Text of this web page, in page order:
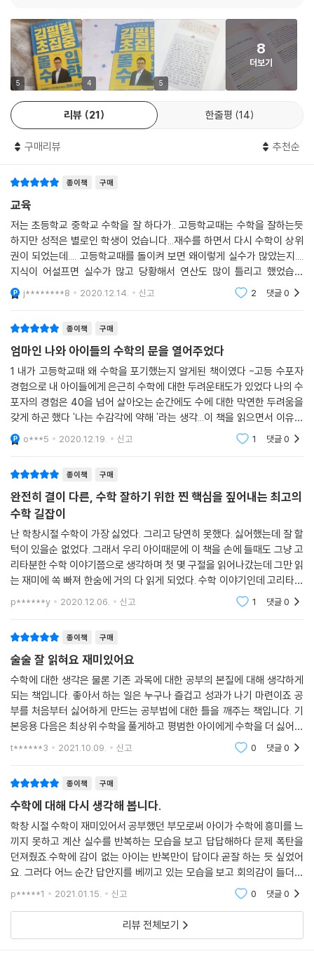
우리나라 학생 가운데 70~80퍼센트가 수학 포기자라고 한다. 자신감이
있으면 포기하지 않는다. 자신감이 있는데 왜 포기를 하겠는가? 그러니 수
학 공부를 하기 전에 꼭 마음에 새겨야 한다. 자신감이 먼저고, 자신감이 생
기면 스스로 연습하게 되며, 연습할수록 실력이 늘고, 실력이 늘면 당연히
점수가 높아진다!
--- p.97
선행의 최종 목적과 가장 큰 효능은 ‘문제풀이 최적화’이다. 제대로 된 선행
초등 5학년 때 시작하든 6학년 때 시작하든 중학교 3학년 때 시작하든, 그
어가지 못했다고 기죽을 필요도 없고, 초등학교 4학년 때 정석을 시작했다
고 으쓱할 필요도 없다는 뜻이다. 선행을 망설이는 학부모에게 나는 이렇
게 묻는다. ‘아는 것이 힘’인 아이로 키울 것인가, ‘모르는 것이 약’인 아이로
키울 것인가?
--- p.108
민하는 것이 아니라 ‘어떤 방법으로’ 풀 것인지를 고민하는 문제풀이 접근
법을 말한다. 비유하자면, 산의 정상을 올라가는데 A 코스로 갈 것인지 B
코스로 갈 것인지 아니면 케이블카를 타고 오를 것인지 등 정상을 공략하
는 가장 효율적이고 쉬운 방법을 찾아내는 것이다.
--- p.167
아이의 수학적 자신감이 퐁퐁 솟아난다. 중학교 문제집을 던져줘도 할 수
있을 것 같은 생각이 샘솟는다. 수학은 이렇게 공부해야 한다. 초등학교 때
는 태도가 하늘과 땅 차이다. 수학에 대한 자신감이 하늘을 찌른다. 초등수
학에서는 정사각형의 넓이를 구하는 문제에서 보통 4나 9, 16, 25만 나온
다. 이런 문제에서 10을 던져줘보자. 아이들의 지적 호기심이 폭발하고, 이
때 형성된 뉴런과 시냅스는 응용 사고와 창의력에 엄청난 능력을 발휘하게
된다. 교과수학이 사고력수학, 창의력수학으로 바뀌는 순간이다.
--- p.232
그래서 인수분해 공식은 문자의 구구단이라는 것이다. 인수분해를 못하면
부분의 단원에서 발목이 잡힌다. 마치 초등수학에서 구구단을 못하면 아무
것도 할 수 없는 것과 같은 이치다. 인수분해 단원을 공부할 때는 무조건 공
식부터 외우게 하는 게 아니라 먼저 이런 개념을 넣어주어야 한다. 이게 마
중물이다. 인수분해 공식은 중학교 때 6, 7개에서 고등학교 때 10개가 넘
어가고, 변형까지 합치면 2, 30개에 달한다. 이유도 목적도 모르는 채 이
많은 공식을 무조건 외워야 한다면 얼마나 고통스럽겠는가!
완벽한 예습이고, 공부에 엄청난 도움이 됩니다. 단, 엉터리 선행은 안 하느
니만 못합니다.”
그리고 ‘제대로 된 선행’이 무엇인지, 어떻게 해야 하는지에 대해 명쾌하게
설명한다.
초집중몰입학습으로 단기간에 개념 이해,
단원을 넘나드는 융복합 문제풀이로
시가 돋보이는 『김필립 초집중몰입수학』에 대한 기대 반응도 뜨겁다. 이미
수학 교육 관련 스타 유튜버인 김필립 원장의 유튜브 채널 ‘김필립수학T
V’에서는 ‘원장님의 책을 손꼽아 기다리고 있다’는 학생과 학부모들의 댓
글이 속속 올라오고 있는 상태다.
김필립 원장의 수학 공부법은 두 가지로 요약된다. 바로 최단기간에 초집
중몰입학습으로 개념을 이해하고, 뒤이어 각 단원별이 아니라 단원을 넘나
드는 융복합 문제풀이로 망각의 사이클을 극복하는 것이다. 여기에 ‘먼저
수학을 좋아해야 한다’는 기본 베이스가 전제된다. 좋아하지 않고 잘할 수
는 없다는 김필립 원장의 가장 큰 신념 때문이다. 그가 ‘마중물’ 수업을 강
조하고, 그의 첫 학원 이름이 ‘수호자(數好者)’였던 이유다. 그러면 ‘단기
간에 완벽하게’ 개념을 이해할 수 있고, 이 몰입과 집중은 기적을 끌어내는
원동력이 되며, 단원을 넘나드는 융복합 문제풀이로 배운 것을 ‘장기기
억’으로 전환시킬 뿐만 아니라 내신과 수능을 완벽하게 대비할 수 있다는
공식이다.
집중과 몰입이 만들어내는 수학 공부의 기적
수학 올림피아드 우승, 수포자 70%. 대한민국의 수학에 대한 생각은 이 두
모순적인 ‘팩트’로 요약된다. 우리나라는 세계적인 수학 강국이면서 동시
에 열 명 중 일곱 명이 수학을 미워하고 증오하는 나라이기도 하다. 아이가
말문이 트이기도 전부터 수를 가르치고, 사고력 수학이니 스토리텔링 수학
학원에 보내고, 초등학교에 들어가면서부터는 본격적으로 사교육 전쟁에
돌입한다. 동네 보습학원부터 기업형 교육그룹까지, ‘수학 학원’은 불야성
을 이룬 지 오래다. 반대로 아이들은 수학이라면 치를 떨고, 엄마들은 이러
리 라이딩을 불사한다.
이 모순을 극복하는 건, 가장 단순하게도 수학 공부를 좋아하게 하는 것을
수학 공부의 일순위 목표로 삼는 것일지 모른다. 김필립 원장은 이렇게 말
한다. “수포자들은 죄가 없습니다. 다 주입식?암기식으로 수학을 가르치
고, 연산 폭격으로 수학에 정나미가 떨어지게 만든 어른들 잘못이에요. 우
리가 왜 수학을 배워야 하는지, 우리가 배우는 수학이 무슨 의미가 있고 어
좋을 리가 있나요? 좋아하지 않는데 성적이 잘 나올 리 만무합니다. 수학을
좋아하게 만들고, 정확하게 개념을 이해시키고, 제대로 된 연습만 시키면
수학 성적은 무조건 오릅니다.”
『김필립 초집중몰입수학』은 수학 때문에 웃고 우는 대한민국의 모든 학생
과 학부모에게 어쩌면 가장 단순하지만 사실은 아무도 시도하지 못했던
‘진짜 수학 공부법’을 알려주는 책이 될 것이다. 또 책의 뒷부분에서는 고등
수학 정복을 위해 반드시 알아야 할 중등수학의 단원별 키포인트를 짚어주
며, 수학 구멍의 양대 산맥이라고 불리는 공포의 단원, ‘인수분해’와 ‘함
수’의 개념을 완벽히 이해할 수 있게 해주는 유명한 ‘김필립만의 마중물 수
업’을 엿볼 수 있다.
5 4 5
8
더보기
리뷰 21 한줄평 14
구매리뷰 추천순
종이책 구매
교육
저는 초등학교 중학교 수학을 잘 하다가.. 고등학교때는 수학을 잘하는듯
하지만 성적은 별로인 학생이 었습니다...재수를 하면서 다시 수학이 상위
권이 되었는데.... 고등학교때를 돌이켜 보면 왜이렇게 실수가 많았는지....
지식이 어설프면 실수가 많고 당황해서 연산도 많이 틀리고 했었습니
다. 답과 해설을 보면 내가 실수를 했구나를 느끼지만, 다시 시험을 보게 되
면 틀리는 수학
j********8 2020.12.14. 신고 2 댓글0
종이책 구매
엄마인 나와 아이들의 수학의 문을 열어주었다
1 내가 고등학교때 왜 수학을 포기했는지 알게된 책이였다 -고등 수포자
경험으로 내 아이들에게 은근히 수학에 대한 두려운태도가 있었다 나의 수
포자의 경험은 40을 넘어 살아오는 순간에도 수에 대한 막연한 두려움을
갖게 하곤 했다 '나는 수감각에 약해 '라는 생각...이 책을 읽으면서 이유를
알게되고 나는 수감각이 없는 이과적머리가 없는 사람이 아니라 학창시절
잘못된 수학
o***5 2020.12.19. 신고 1 댓글0
종이책 구매
완전히 결이 다른, 수학 잘하기 위한 찐 핵심을 짚어내는 최고의
수학 길잡이
난 학창시절 수학이 가장 싫었다. 그리고 당연히 못했다. 싫어했는데 잘 할
턱이 있을순 없었다. 그래서 우리 아이때문에 이 책을 손에 들때도 그냥 고
리타분한 수학 이야기쯤으로 생각하며 첫 몇 구절을 읽어나갔는데 그만 읽
는 재미에 쏙 빠져 한숨에 거의 다 읽게 되었다. 수학 이야기인데 고리타분
하지 않았고 수학 이야기인데 어렵지 않았다. 그리고 재미는 최고였다. 수
학 이야기가
p******y 2020.12.06. 신고 1 댓글0
종이책 구매
술술 잘 읽혀요 재미있어요
수학에 대한 생각은 물론 기존 과목에 대한 공부의 본질에 대해 생각하게
되는 책입니다. 좋아서 하는 일은 누구나 즐겁고 성과가 나기 마련이죠 공
부를 처음부터 싫어하게 만드는 공부법에 대한 틀을 깨주는 책입니다. 기
본응용 다음은 최상위 수학을 풀게하고 평범한 아이에게 수학을 더 싫어하
게 만드는 교육 방법을 깨트리는 책입니다 아이에게 수학공부를 싫어하는
t******3 2021.10.09. 신고 0 댓글0
종이책 구매
수학에 대해 다시 생각해 봅니다.
학창 시절 수학이 재미있어서 공부했던 부모로써 아이가 수학에 흥미를 느
끼지 못하고 계산 실수를 반복하는 모습을 보고 답답해하다 문제 폭탄을
던져줬죠.수학에 감이 없는 아이는 반복만이 답이다.곧잘 하는 듯 싶었어
요. 그러다 어느 순간 답안지를 베끼고 있는 모습을 보고 회의감이 들더군
요.그러다 이 책을 만나게 되었고 방법이 완전히 잘못 되었음을 느꼈어요.
충분한 이해를 바
p*****1 2021.01.15. 신고 0 댓글0
리뷰 전체보기